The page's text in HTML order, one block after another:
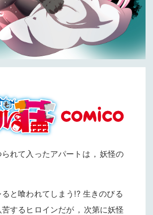
れて入ったアパートは ， 妖怪の
ると喰われてしまう!? 生きのびる
するヒロインだが ， 次第に妖怪